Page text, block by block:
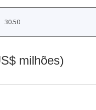
30.50
milhões)